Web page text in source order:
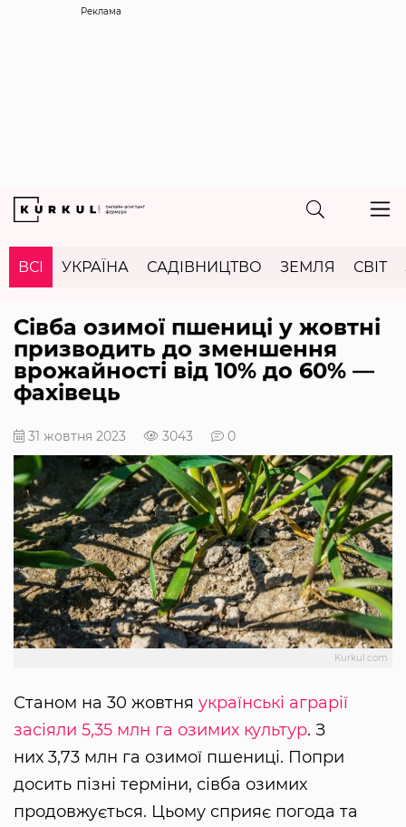
Реклама
ВСІ УКРАЇНА САДІВНИЦТВО ЗЕМЛЯ СВІТ
Сівба озимої пшениці у жовтні
призводить до зменшення
врожайності від 10% до 60% —
фахівець
31 жовтня 2023 3043 0
Kurkul.com
Станом на 30 жовтня українські аграрії
засіяли 5,35 млн га озимих культур. З
них 3,73 млн га озимої пшениці. Попри
досить пізні терміни, сівба озимих
продовжується. Цьому сприяє погода та